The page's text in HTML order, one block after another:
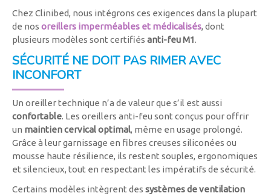
Chez Clinibed, nous intégrons ces exigences dans la plupart
de nos oreillers imperméables et médicalisés, dont
plusieurs modèles sont certifiés anti-feu M1.
SÉCURITÉ NE DOIT PAS RIMER AVEC
INCONFORT
Un oreiller technique n’a de valeur que s’il est aussi
confortable. Les oreillers anti-feu sont conçus pour offrir
un maintien cervical optimal, même en usage prolongé.
Grâce à leur garnissage en fibres creuses siliconées ou
mousse haute résilience, ils restent souples, ergonomiques
et silencieux, tout en respectant les impératifs de sécurité.
Certains modèles intègrent des systèmes de ventilation